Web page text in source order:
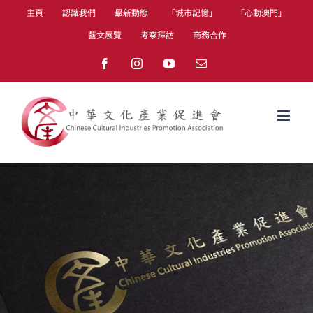
主頁 認識我們 最新動態 「城市記憶」
「心動澳門」
藝文展覽
考察拜訪 商務合作
FacebookInstagramYouTubeEmail